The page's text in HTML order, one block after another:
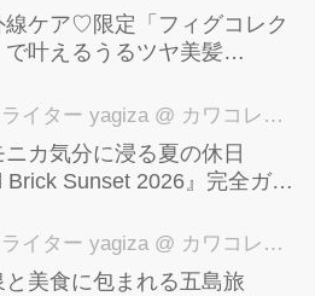
線ケア♡限定「フィグコレク
で叶えるうるツヤ美髪
イター yagiza @ カワコレメディア編集部
ニカ気分に浸る夏の休日
Sunset 2026』完全ガイ
イター yagiza @ カワコレメディア編集部
美食に包まれる五島旅